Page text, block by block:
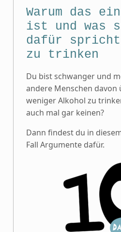
Warum das
ist und was
dafür
zu trinken
Du bist schwanger und
andere Menschen davon
weniger Alkohol zu
auch mal gar keinen?
Dann findest du in
Fall Argumente dafür.